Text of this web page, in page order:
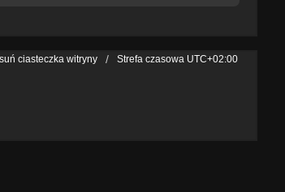
ciasteczka witryny Strefa czasowa UTC+02:00